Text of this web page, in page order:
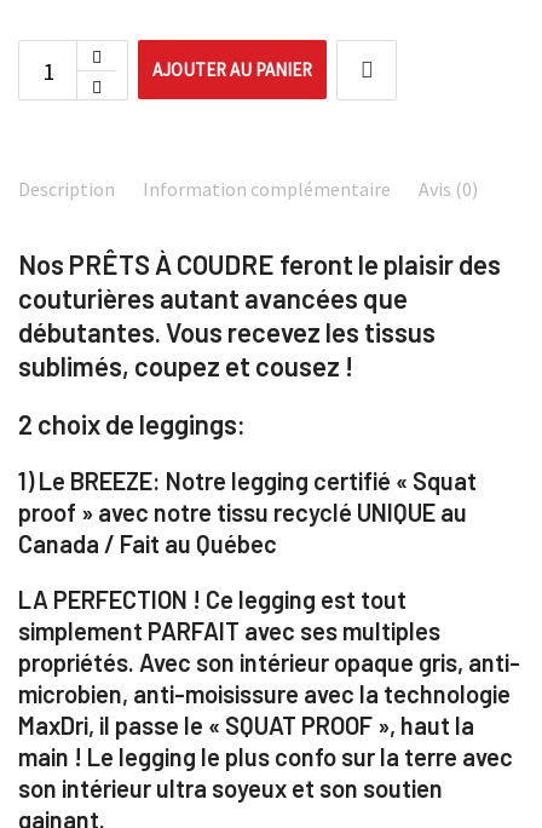
AJOUTER AU PANIER
Description Information complémentaire Avis (0)
Nos PRÊTS À COUDRE feront le plaisir des
couturières autant avancées que
débutantes. Vous recevez les tissus
sublimés, coupez et cousez !
2 choix de leggings:
1) Le BREEZE: Notre legging certifié « Squat
proof » avec notre tissu recyclé UNIQUE au
Canada / Fait au Québec
LA PERFECTION ! Ce legging est tout
simplement PARFAIT avec ses multiples
propriétés. Avec son intérieur opaque gris, anti-
microbien, anti-moisissure avec la technologie
MaxDri, il passe le « SQUAT PROOF », haut la
main ! Le legging le plus confo sur la terre avec
son intérieur ultra soyeux et son soutien
gainant.